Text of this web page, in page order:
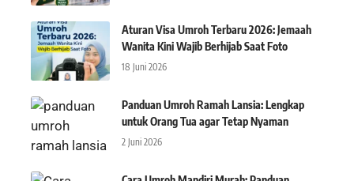
Aturan Visa Umroh Terbaru 2026: Jemaah
Wanita Kini Wajib Berhijab Saat Foto
18 Juni 2026
Panduan Umroh Ramah Lansia: Lengkap
untuk Orang Tua agar Tetap Nyaman
2 Juni 2026